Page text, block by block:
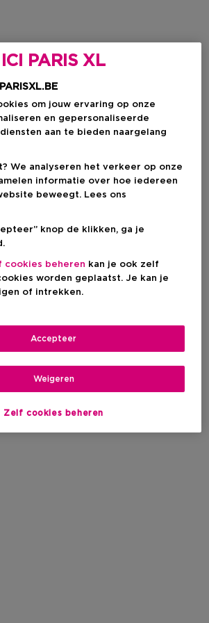
ICI PARIS XL
om jouw ervaring op onze
en gepersonaliseerde
aan te bieden naargelang
We analyseren het verkeer op onze
informatie over hoe iedereen
beweegt. Lees ons
knop de klikken, ga je
cookies beheren kan je ook zelf
worden geplaatst. Je kan je
of intrekken.
Zelf cookies beheren
Weigeren
Accepteer